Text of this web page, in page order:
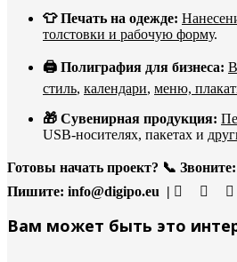
👕 Печать на одежде:
толстовки и рабочую форму.
🖨️ Полиграфия для бизнеса:
стиль, календари, меню,
🎁 Сувенирная продукция:
USB-носителях, пакетах и
Готовы начать проект? 📞
Пишите: info@digipo.eu |
Вам может быть это